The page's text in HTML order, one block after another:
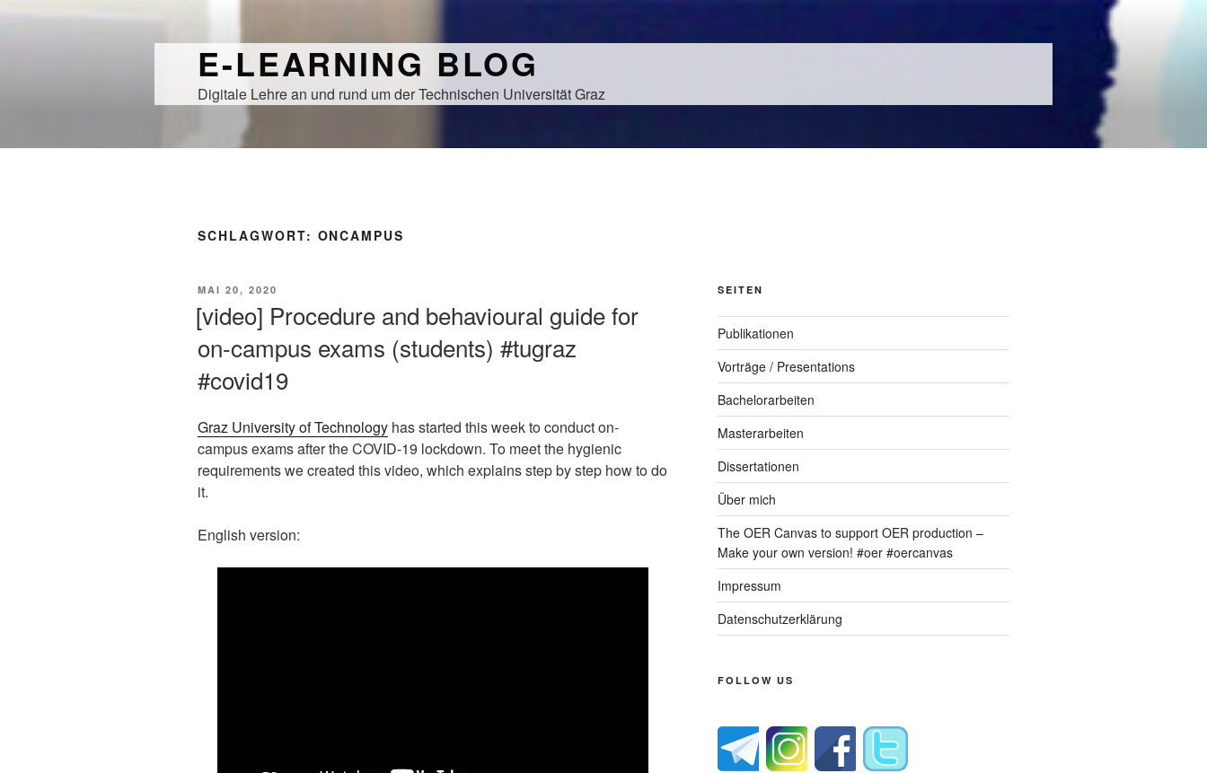
E-LEARNING BLOG
Digitale Lehre an und rund um der Technischen Universität Graz
SCHLAGWORT: ONCAMPUS
VERÖFFENTLICHT
MAI 20, 2020
[video] Procedure and behavioural guide for
on-campus exams (students) #tugraz
#covid19
Graz University of Technology has started this week to conduct on-
campus exams after the COVID-19 lockdown. To meet the hygienic
requirements we created this video, which explains step by step how to do
it.
English version:
SEITEN
Publikationen
Vorträge / Presentations
Bachelorarbeiten
Masterarbeiten
Dissertationen
Über mich
The OER Canvas to support OER production –
Make your own version! #oer #oercanvas
Impressum
Datenschutzerklärung
FOLLOW US